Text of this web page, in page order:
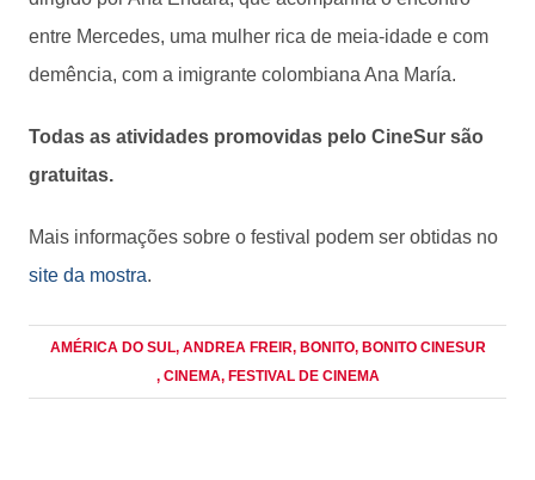
entre Mercedes, uma mulher rica de meia-idade e com
demência, com a imigrante colombiana Ana María.
Todas as atividades promovidas pelo CineSur são
gratuitas.
Mais informações sobre o festival podem ser obtidas no
site da mostra.
AMÉRICA DO SUL, ANDREA FREIR, BONITO, BONITO CINESUR
, CINEMA, FESTIVAL DE CINEMA